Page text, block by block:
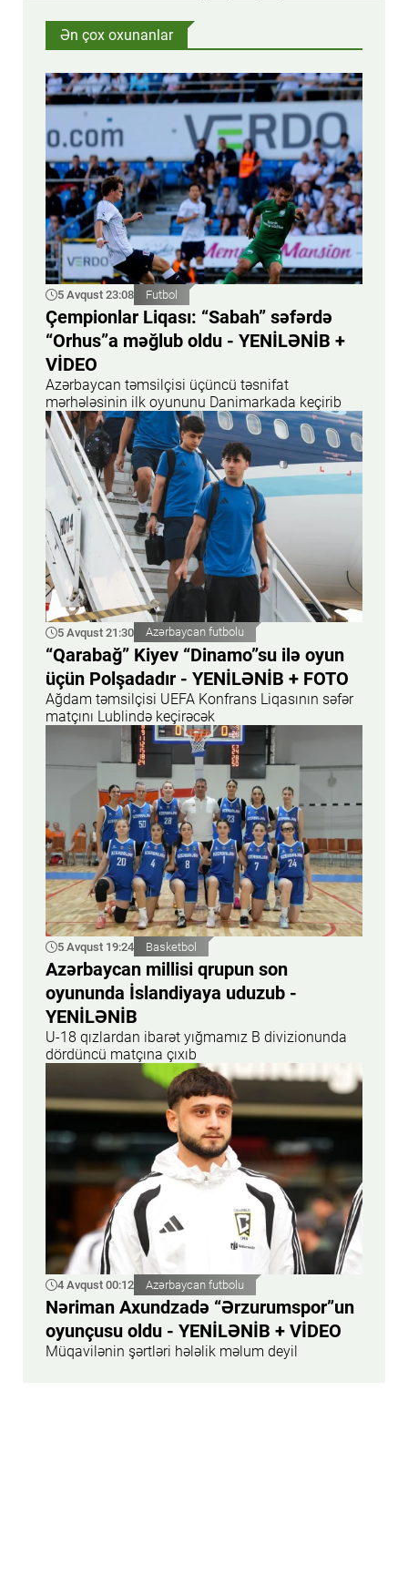
Ən çox oxunanlar
5 Avqust 23:08 Futbol
Çempionlar Liqası: “Sabah” səfərdə
“Orhus”a məğlub oldu - YENİLƏNİB +
VİDEO
Azərbaycan təmsilçisi üçüncü təsnifat
mərhələsinin ilk oyununu Danimarkada keçirib
5 Avqust 21:30 Azərbaycan futbolu
“Qarabağ” Kiyev “Dinamo”su ilə oyun
üçün Polşadadır - YENİLƏNİB + FOTO
Ağdam təmsilçisi UEFA Konfrans Liqasının səfər
matçını Lublində keçirəcək
5 Avqust 19:24 Basketbol
Azərbaycan millisi qrupun son
oyununda İslandiyaya uduzub -
YENİLƏNİB
U-18 qızlardan ibarət yığmamız B divizionunda
dördüncü matçına çıxıb
4 Avqust 00:12 Azərbaycan futbolu
Nəriman Axundzadə “Ərzurumspor”un
oyunçusu oldu - YENİLƏNİB + VİDEO
Müqavilənin şərtləri hələlik məlum deyil